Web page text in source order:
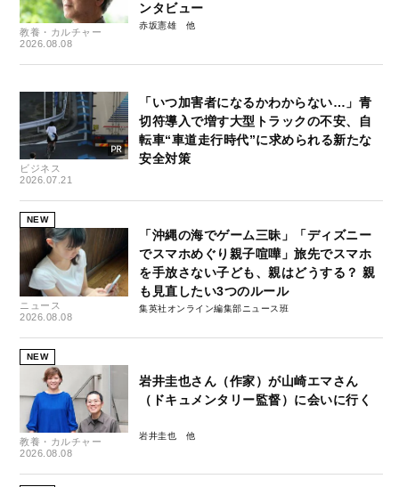
教養・カルチャー
2026.08.08
ンタビュー
赤坂憲雄
ビジネス
2026.07.21
「いつ加害者になるかわからない…」青
切符導入で増す大型トラックの不安、自
転車“車道走行時代”に求められる新たな
安全対策
NEW
ニュース
2026.08.08
「沖縄の海でゲーム三昧」「ディズニー
でスマホめぐり親子喧嘩」旅先でスマホ
を手放さない子ども、親はどうする？ 親
も見直したい3つのルール
集英社オンライン編集部ニュース班
NEW
教養・カルチャー
2026.08.08
岩井圭也さん（作家）が山崎エマさん
（ドキュメンタリー監督）に会いに行く
岩井圭也